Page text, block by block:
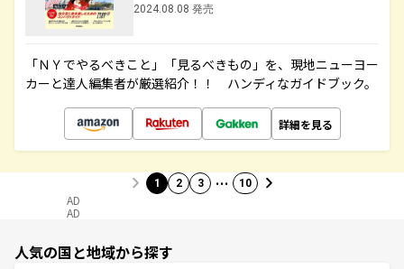
2024.08.08 発売
「ＮＹでやるべきこと」「見るべきもの」を、現地ニューヨー
カーと達人編集者が厳選紹介！！ ハンディなガイドブック。
詳細を見る
1 2 3 … 10
AD
AD
人気の国と地域から探す